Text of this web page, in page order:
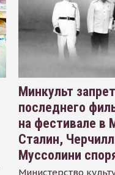
Минкульт
последнего
на фестивале в
Сталин,
Муссолини
Министерство